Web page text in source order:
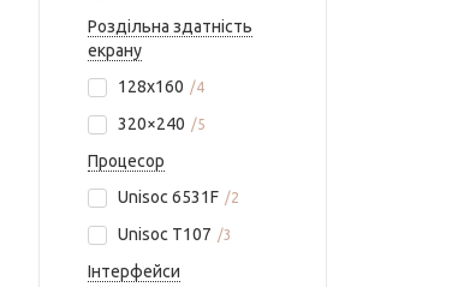
Роздільна здатність
екрану
128x160
4
320×240 5
Процесор
Unisoc 6531F
2
Unisoc T107 3
Інтерфейси